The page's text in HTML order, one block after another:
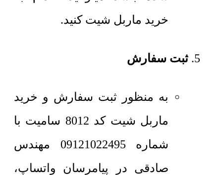
خرید ماربل شیت کنید.
ثبت سفارش
به منظور ثبت سفارش و خرید
ماربل شیت کد 8012 سامیت با
شماره 09121022495 مهندس
صادقی در پیامرسان واتساپ،